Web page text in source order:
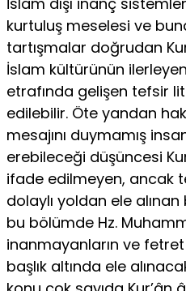
kurtuluş meselesi ve
tartışmalar doğrudan
İslam kültürünün
etra­fında gelişen tefsir
edilebilir. Öte yandan
mesajını duymamış
erebileceği düşünce­si
ifade edilmeyen, ancak
dolaylı yoldan ele alınan
bu bölümde Hz.
inanmayanların ve
başlık altında ele